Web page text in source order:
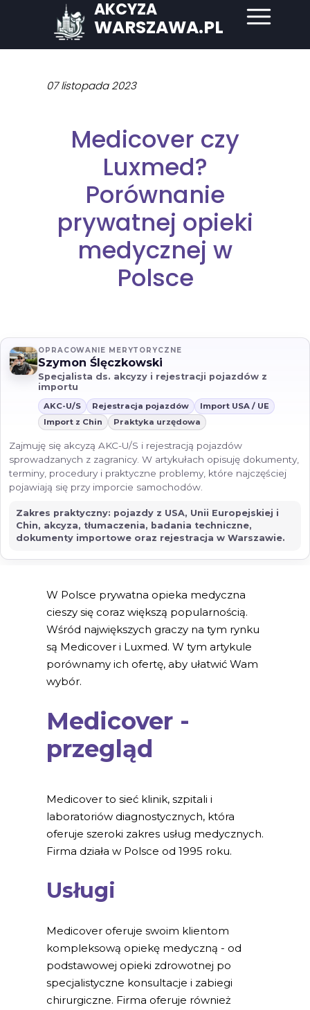
AKCYZA
WARSZAWA.PL
07 listopada 2023
Medicover czy
Luxmed?
Porównanie
prywatnej opieki
medycznej w
Polsce
W Polsce prywatna opieka medyczna
cieszy się coraz większą popularnością.
Wśród największych graczy na tym rynku
są Medicover i Luxmed. W tym artykule
porównamy ich ofertę, aby ułatwić Wam
wybór.
Medicover -
przegląd
Medicover to sieć klinik, szpitali i
laboratoriów diagnostycznych, która
oferuje szeroki zakres usług medycznych.
Firma działa w Polsce od 1995 roku.
Usługi
Medicover oferuje swoim klientom
kompleksową opiekę medyczną - od
podstawowej opieki zdrowotnej po
specjalistyczne konsultacje i zabiegi
chirurgiczne. Firma oferuje również
OPRACOWANIE MERYTORYCZNE
Szymon Ślęczkowski
Specjalista ds. akcyzy i rejestracji pojazdów z
importu
AKC-U/S Rejestracja pojazdów
Import USA / UE
Import z Chin
Praktyka urzędowa
Zajmuję się akcyzą AKC-U/S i rejestracją pojazdów
sprowadzanych z zagranicy. W artykułach opisuję dokumenty,
terminy, procedury i praktyczne problemy, które najczęściej
pojawiają się przy imporcie samochodów.
Zakres praktyczny: pojazdy z USA, Unii Europejskiej i
Chin, akcyza, tłumaczenia, badania techniczne,
dokumenty importowe oraz rejestracja w Warszawie.